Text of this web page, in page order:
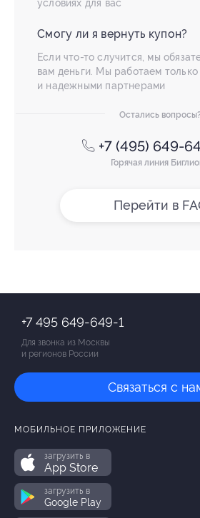
условиях для вас
Смогу ли я вернуть купон?
Если что-то случится, мы
вам деньги. Мы работаем
и надежными партнерами
Остались
+7 (495) 649-
Горячая линия
Перейти в
+7 495 649-649-1
Для звонка из Москвы
и регионов России
Связаться с
МОБИЛЬНОЕ ПРИЛОЖЕНИЕ
загрузить в
App Store
загрузить в
Google Play